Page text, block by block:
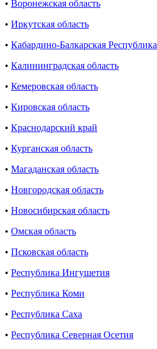
• Воронежская область
• Иркутская область
• Кабардино-Балкарская Республика
• Калининградская область
• Кемеровская область
• Кировская область
• Краснодарский край
• Курганская область
• Магаданская область
• Новгородская область
• Новосибирская область
• Омская область
• Псковская область
• Республика Ингушетия
• Республика Коми
• Республика Саха
• Республика Северная Осетия